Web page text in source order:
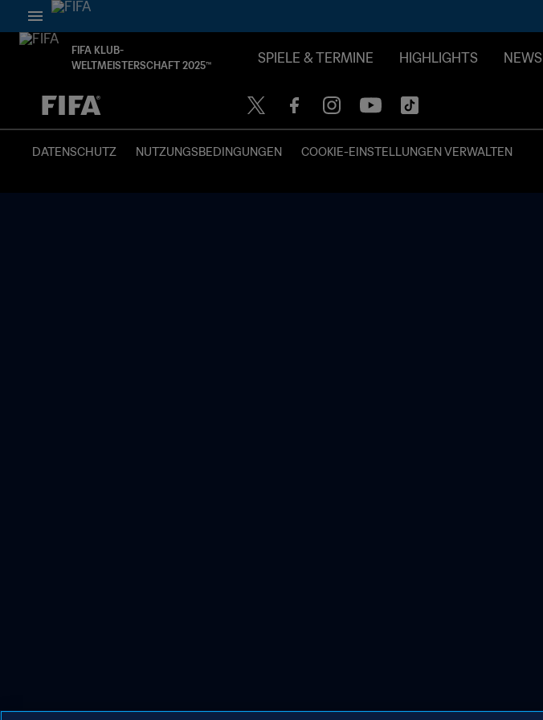
FIFA KLUB-
WELTMEISTERSCHAFT 2025™
SPIELE & TERMINE HIGHLIGHTS NEWS
OFFEN – OFFEN
DATENSCHUTZ NUTZUNGSBEDINGUNGEN COOKIE-EINSTELLUNGEN VERWALTEN